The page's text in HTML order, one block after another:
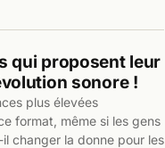
qui proposent leur
sonore !
plus élevées
format, même si les gens
changer la donne pour les